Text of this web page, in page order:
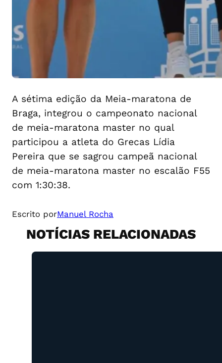
A sétima edição da Meia-maratona de
Braga, integrou o campeonato nacional
de meia-maratona master no qual
participou a atleta do Grecas Lídia
Pereira que se sagrou campeã nacional
de meia-maratona master no escalão F55
com 1:30:38.
Escrito porManuel Rocha
NOTÍCIAS RELACIONADAS